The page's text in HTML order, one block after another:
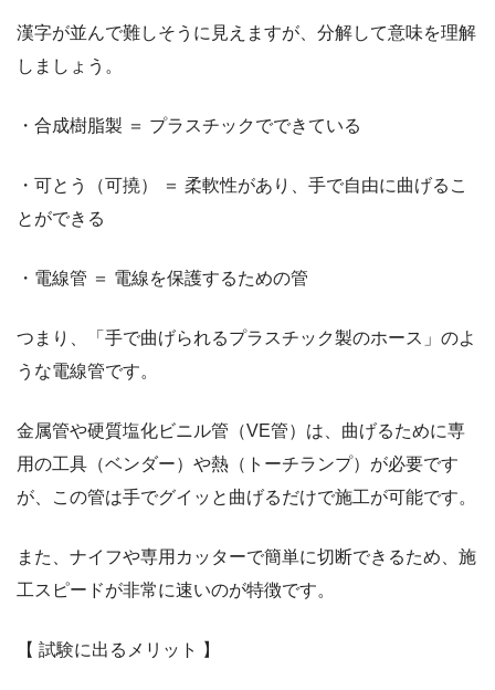
漢字が並んで難しそうに見えますが、分解して意味を理解
しましょう。
・合成樹脂製 ＝ プラスチックでできている
・可とう（可撓） ＝ 柔軟性があり、手で自由に曲げるこ
とができる
・電線管 ＝ 電線を保護するための管
つまり、「手で曲げられるプラスチック製のホース」のよ
うな電線管です。
金属管や硬質塩化ビニル管（VE管）は、曲げるために専
用の工具（ベンダー）や熱（トーチランプ）が必要です
が、この管は手でグイッと曲げるだけで施工が可能です。
また、ナイフや専用カッターで簡単に切断できるため、施
工スピードが非常に速いのが特徴です。
【 試験に出るメリット 】